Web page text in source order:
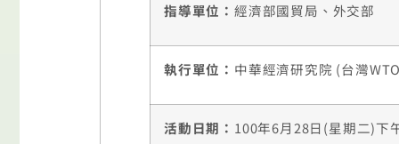
指導單位： 經濟部國貿局、外交部
執行單位： 中華經濟研究院 (台灣
活動日期： 100年6月28日(星期二)下